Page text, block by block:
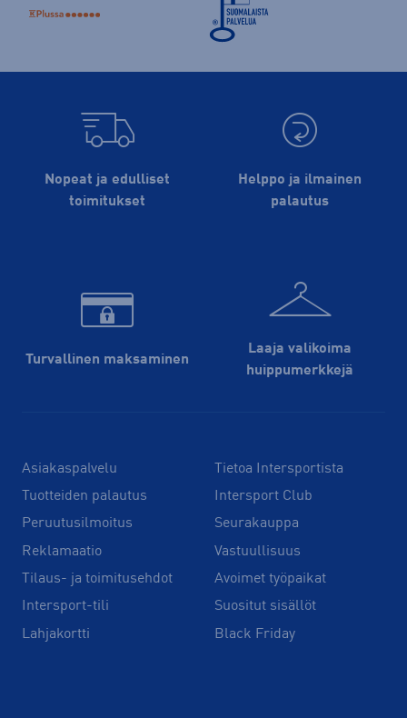
Nopeat ja edulliset
toimitukset
Helppo ja ilmainen
palautus
Turvallinen maksaminen
Laaja valikoima
huippu­merkkejä
Asiakaspalvelu
Tuotteiden palautus
Peruutusilmoitus
Reklamaatio
Tilaus- ja toimitusehdot
Intersport-tili
Lahjakortti
Tietoa Intersportista
Intersport Club
Seurakauppa
Vastuullisuus
Avoimet työpaikat
Suositut sisällöt
Black Friday